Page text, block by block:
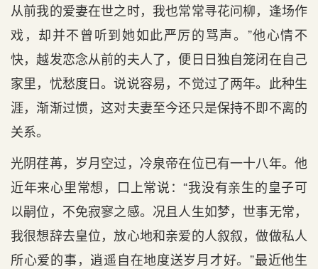
从前我的爱妻在世之时，我也常常寻花问柳，逢场作
戏，却并不曾听到她如此严厉的骂声。”他心情不
快，越发恋念从前的夫人了，便日日独自笼闭在自己
家里，忧愁度日。说说容易，不觉过了两年。此种生
涯，渐渐过惯，这对夫妻至今还只是保持不即不离的
关系。
光阴荏苒，岁月空过，冷泉帝在位已有一十八年。他
近年来心里常想，口上常说：“我没有亲生的皇子可
以嗣位，不免寂寥之感。况且人生如梦，世事无常，
我很想辞去皇位，放心地和亲爱的人叙叙，做做私人
所心爱的事，逍遥自在地度送岁月才好。”最近他生